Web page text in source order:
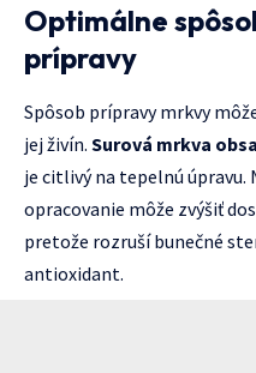
Optimálne
prípravy
Spôsob prípravy mrkvy
jej živín. Surová mrkva
je citlivý na tepelnú úpravu.
opracovanie môže zvýšiť
pretože rozruší bunečné
antioxidant.